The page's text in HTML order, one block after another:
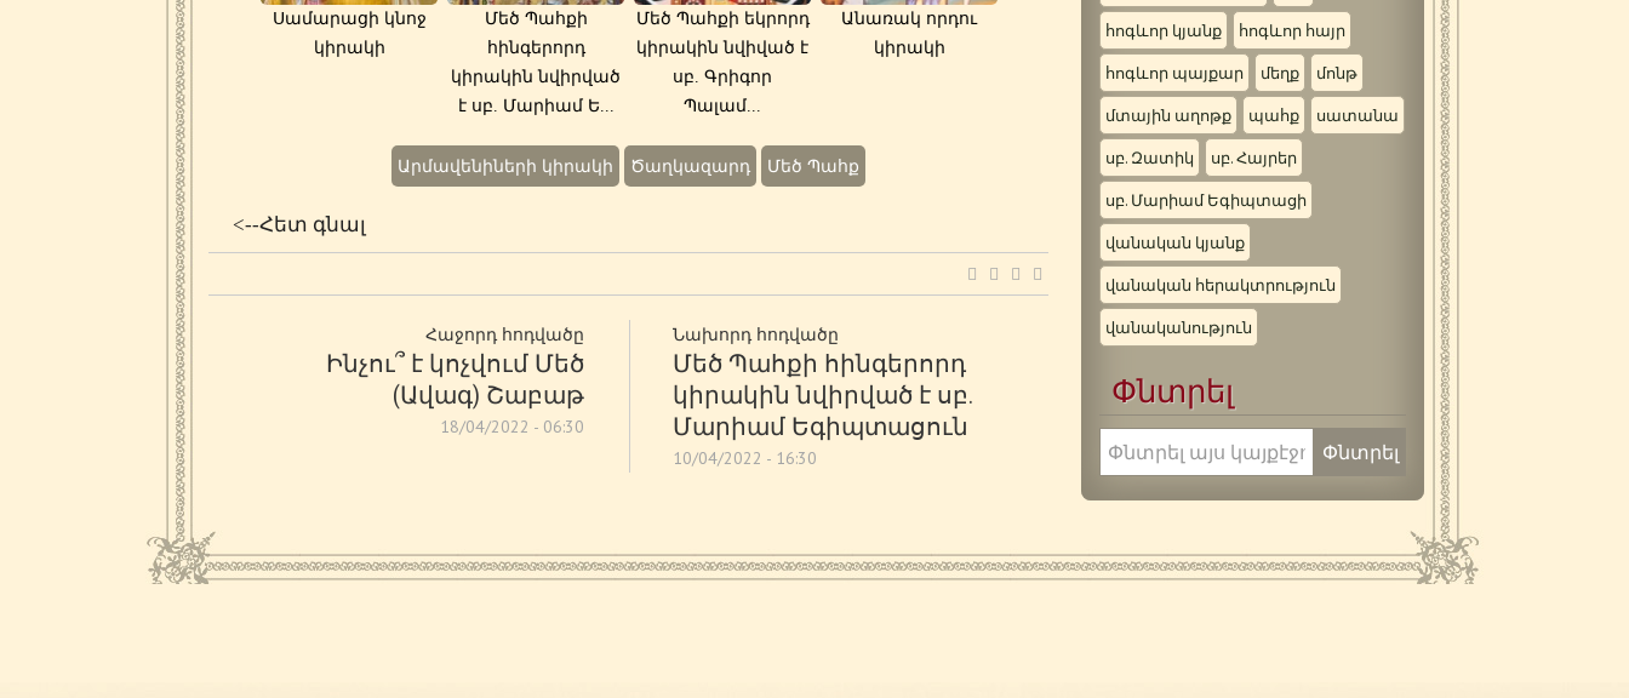
Սամարացի կնոջ
կիրակի
Մեծ Պահքի
հինգերորդ
կիրակին նվիրված
է սբ. Մարիամ Ե...
Մեծ Պահքի եկրորդ
կիրակին նվիված է
սբ. Գրիգոր
Պալամ...
Անառակ որդու
կիրակի
Արմավենիների կիրակի Ծաղկազարդ Մեծ Պահք
<--Հետ գնալ
Հաջորդ հոդվածը
Ինչու՞ է կոչվում Մեծ
(Ավագ) Շաբաթ
18/04/2022 - 06:30
Նախորդ հոդվածը
Մեծ Պահքի հինգերորդ
կիրակին նվիրված է սբ.
Մարիամ Եգիպտացուն
10/04/2022 - 16:30
հոգևոր կյանք հոգևոր հայր
հոգևոր պայքար մեղք մոնթ
մտային աղոթք պահք սատանա
սբ. Զատիկ սբ. Հայրեր
սբ. Մարիամ Եգիպտացի
վանական կյանք
վանական հերակտրություն
վանականություն
Փնտրել